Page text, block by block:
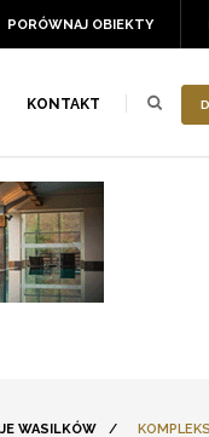
PORÓWNAJ OBIEKTY
KONTAKT
WASILKÓW /